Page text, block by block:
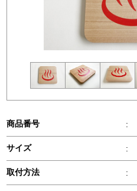
商品番号 :
サイズ :
取付方法 :